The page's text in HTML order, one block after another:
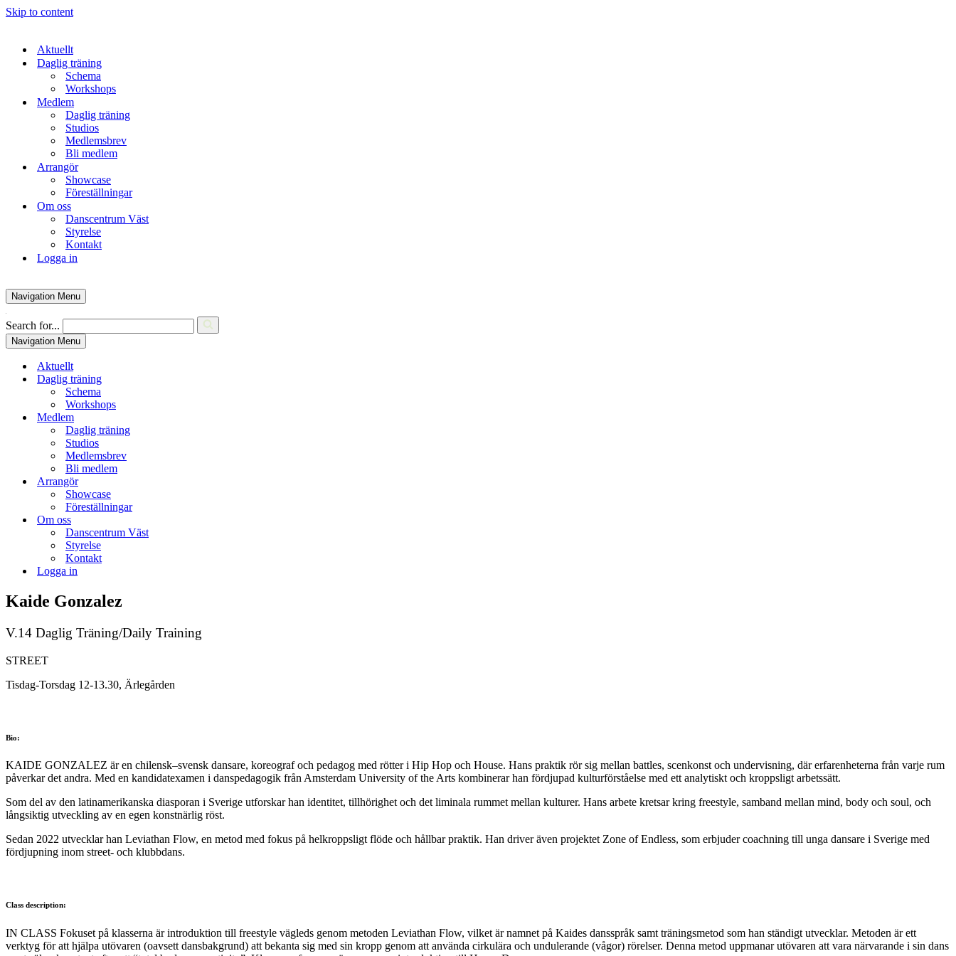
Skip to content
Aktuellt
Daglig träning
Schema
Workshops
Medlem
Daglig träning
Studios
Medlemsbrev
Bli medlem
Arrangör
Showcase
Föreställningar
Om oss
Danscentrum Väst
Styrelse
Kontakt
Logga in
Navigation Menu
Search for...
Navigation Menu
Aktuellt
Daglig träning
Schema
Workshops
Medlem
Daglig träning
Studios
Medlemsbrev
Bli medlem
Arrangör
Showcase
Föreställningar
Om oss
Danscentrum Väst
Styrelse
Kontakt
Logga in
Kaide Gonzalez
V.14 Daglig Träning/Daily Training
STREET
Tisdag-Torsdag 12-13.30, Ärlegården
Bio:
KAIDE GONZALEZ är en chilensk–svensk dansare, koreograf och pedagog med rötter i Hip Hop och House. Hans praktik rör sig mellan battles, scenkonst och undervisning, där erfarenheterna från varje rum
påverkar det andra. Med en kandidatexamen i danspedagogik från Amsterdam University of the Arts kombinerar han fördjupad kulturförståelse med ett analytiskt och kroppsligt arbetssätt.
Som del av den latinamerikanska diasporan i Sverige utforskar han identitet, tillhörighet och det liminala rummet mellan kulturer. Hans arbete kretsar kring freestyle, samband mellan mind, body och soul, och
långsiktig utveckling av en egen konstnärlig röst.
Sedan 2022 utvecklar han Leviathan Flow, en metod med fokus på helkroppsligt flöde och hållbar praktik. Han driver även projektet Zone of Endless, som erbjuder coachning till unga dansare i Sverige med
fördjupning inom street- och klubbdans.
Class description:
IN CLASS Fokuset på klasserna är introduktion till freestyle vägleds genom metoden Leviathan Flow, vilket är namnet på Kaides dansspråk samt träningsmetod som han ständigt utvecklar. Metoden är ett
verktyg för att hjälpa utövaren (oavsett dansbakgrund) att bekanta sig med sin kropp genom att använda cirkulära och undulerande (vågor) rörelser. Denna metod uppmanar utövaren att vara närvarande i sin dans